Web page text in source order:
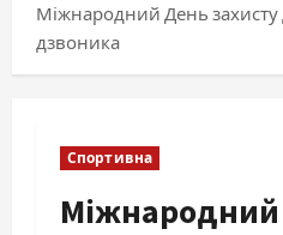
Міжнародний День захисту
дзвоника
Спортивна
Міжнародний